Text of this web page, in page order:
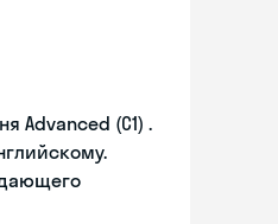
Advanced (С1) .